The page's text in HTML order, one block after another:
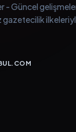
- Güncel
gazetecilik